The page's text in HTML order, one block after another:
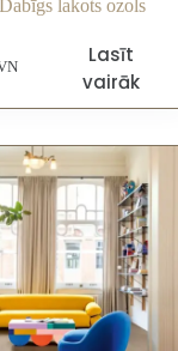
lakots ozols
Lasīt
vairāk